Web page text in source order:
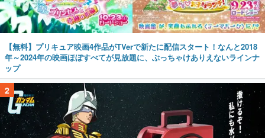
【無料】プリキュア映画4作品がTVerで新たに配信スタート！なんと2018
年～2024年の映画ほぼすべてが見放題に、ぶっちゃけありえないラインナ
ップ
2